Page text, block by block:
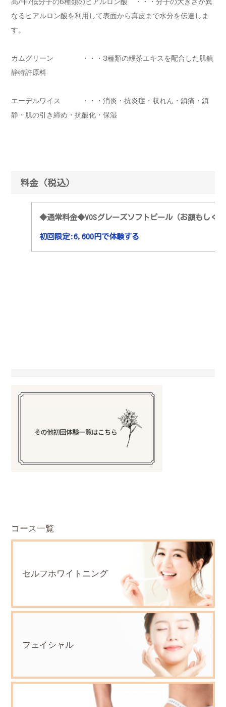
高/中/低分子の6種類のヒアルロン酸 ・・・分子の大きさが異
なるヒアルロン酸を利用して表面から真皮まで水分を伝達しま
す。
カムグリーン ・・・3種類の緑茶エキスを配合した肌鎮
静特許原料
エーデルワイス ・・・消炎・抗炎症・収れん・鎮痛・鎮
静・肌の引き締め・抗酸化・保湿
料金（税込）
◆通常料金◆VOSグレーズソフトピール（お顔もしく
初回限定:6,600円で体験する
コース一覧
セルフホワイトニング
フェイシャル